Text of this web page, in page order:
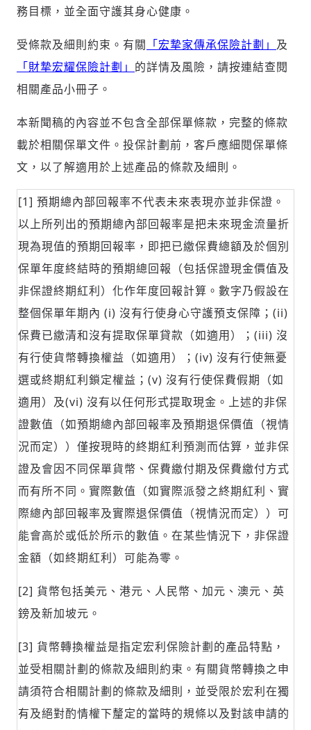
登入或註冊
歡迎您加入《旭時報》
掌握國際政經脈動
參與下一波全球科技革命
輸入 Email 驗證碼
請輸入發送到的驗證碼
(十分鐘內有效)
驗證
務目標，並全面守護其身心健康。
受條款及細則約束。有關 「宏摯家傳承保險計劃」 及
「財摯宏耀保險計劃」 的詳情及風險，請按連結查閱
相關產品小冊子。
本新聞稿的內容並不包含全部保單條款，完整的條款
載於相關保單文件。投保計劃前，客戶應細閱保單條
文，以了解適用於上述產品的條款及細則。
[1] 預期總內部回報率不代表未來表現亦並非保證。
以上所列出的預期總內部回報率是把未來現金流量折
現為現值的預期回報率，即把已繳保費總額及於個別
保單年度終結時的預期總回報（包括保證現金價值及
非保證終期紅利）化作年度回報計算。數字乃假設在
整個保單年期內 (i) 沒有行使身心守護預支保障；(ii)
保費已繳清和沒有提取保單貸款（如適用）；(iii) 沒
有行使貨幣轉換權益（如適用）；(iv) 沒有行使無憂
選或終期紅利鎖定權益；(v) 沒有行使保費假期（如
適用）及(vi) 沒有以任何形式提取現金。上述的非保
證數值（如預期總內部回報率及預期退保價值（視情
況而定））僅按現時的終期紅利預測而估算，並非保
證及會因不同保單貨幣、保費繳付期及保費繳付方式
而有所不同。實際數值（如實際派發之終期紅利、實
際總內部回報率及實際退保價值（視情況而定））可
能會高於或低於所示的數值。在某些情況下，非保證
金額（如終期紅利）可能為零。
[2] 貨幣包括美元、港元、人民幣、加元、澳元、英
鎊及新加坡元。
[3] 貨幣轉換權益是指定宏利保險計劃的產品特點，
並受相關計劃的條款及細則約束。有關貨幣轉換之申
請須符合相關計劃的條款及細則，並受限於宏利在獨
有及絕對酌情權下釐定的當時的規條以及對該申請的